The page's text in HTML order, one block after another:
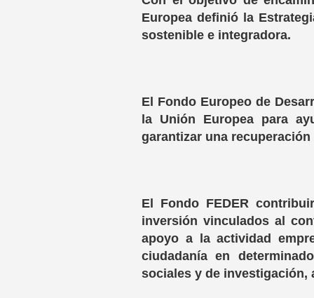
Europea definió la
sostenible e integradora.
El Fondo Europeo de
la Unión Europea para
garantizar una
El Fondo FEDER
inversión vinculados al
apoyo a la actividad
ciudadanía en
sociales y de investigación,